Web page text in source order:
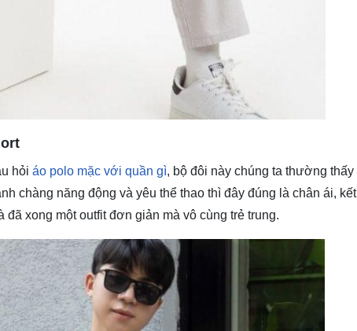
hỏi áo polo mặc với quần gì, bộ đôi này chúng ta thường thấy
chàng năng động và yêu thể thao thì đây đúng là chân ái, kết
xong một outfit đơn giản mà vô cùng trẻ trung.